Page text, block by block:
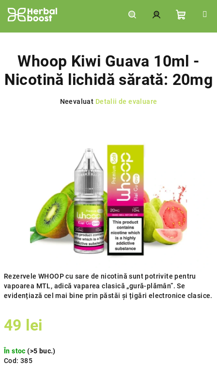
conținut
de
Rezervele WHOOP cu sare de nicotină sunt potrivite pentru
vapoarea MTL, adică vaparea clasică „gură-plămân”. Se
evidențiază cel mai bine prin păstăi și țigări electronice clasice.
49 lei
preţ:
În stoc(>5 buc.)
Cod: 385
Whoop Kiwi Guava 10ml -
Nicotină lichidă sărată: 20mg
Evaluarea
Neevaluat Detalii de evaluare